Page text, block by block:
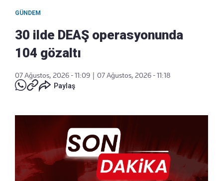
GÜNDEM
30 ilde DEAŞ operasyonunda
104 gözaltı
07 Ağustos, 2026 - 11:09
07 Ağustos, 2026 - 11:18
Paylaş